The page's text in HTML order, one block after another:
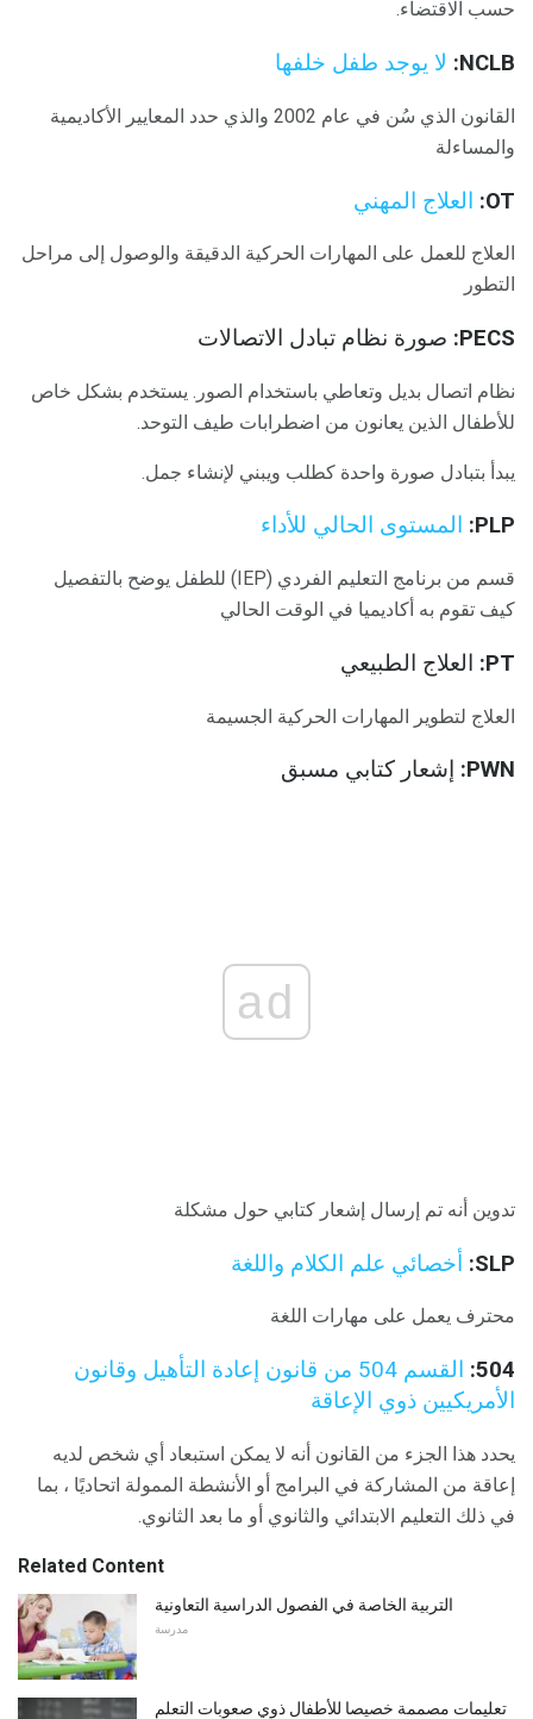
حسب الاقتضاء.
NCLB: لا يوجد طفل خلفها
القانون الذي سُن في عام 2002 والذي حدد المعايير الأكاديمية
والمساءلة
OT: العلاج المهني
العلاج للعمل على المهارات الحركية الدقيقة والوصول إلى مراحل
التطور
PECS: صورة نظام تبادل الاتصالات
نظام اتصال بديل وتعاطي باستخدام الصور. يستخدم بشكل خاص
للأطفال الذين يعانون من اضطرابات طيف التوحد.
يبدأ بتبادل صورة واحدة كطلب ويبني لإنشاء جمل.
PLP: المستوى الحالي للأداء
قسم من برنامج التعليم الفردي (IEP) للطفل يوضح بالتفصيل
كيف تقوم به أكاديميا في الوقت الحالي
PT: العلاج الطبيعي
العلاج لتطوير المهارات الحركية الجسيمة
PWN: إشعار كتابي مسبق
ad
تدوين أنه تم إرسال إشعار كتابي حول مشكلة
SLP: أخصائي علم الكلام واللغة
محترف يعمل على مهارات اللغة
504:
القسم 504 من قانون إعادة التأهيل وقانون
الأمريكيين ذوي الإعاقة
يحدد هذا الجزء من القانون أنه لا يمكن استبعاد أي شخص لديه
إعاقة من المشاركة في البرامج أو الأنشطة الممولة اتحاديًا ، بما
في ذلك التعليم الابتدائي والثانوي أو ما بعد الثانوي.
Related Content
التربية الخاصة في الفصول الدراسية التعاونية
مدرسة
تعليمات مصممة خصيصا للأطفال ذوي صعوبات التعلم